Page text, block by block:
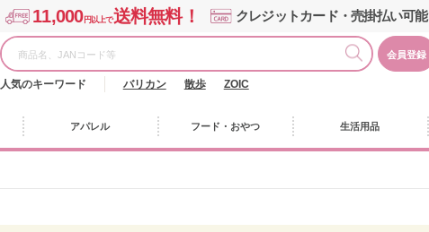
11,000円以上で送料無料！ クレジットカード・売掛払い可能
会員登録
人気のキーワード バリカン 散歩 ZOIC
アパレル フード・おやつ 生活用品